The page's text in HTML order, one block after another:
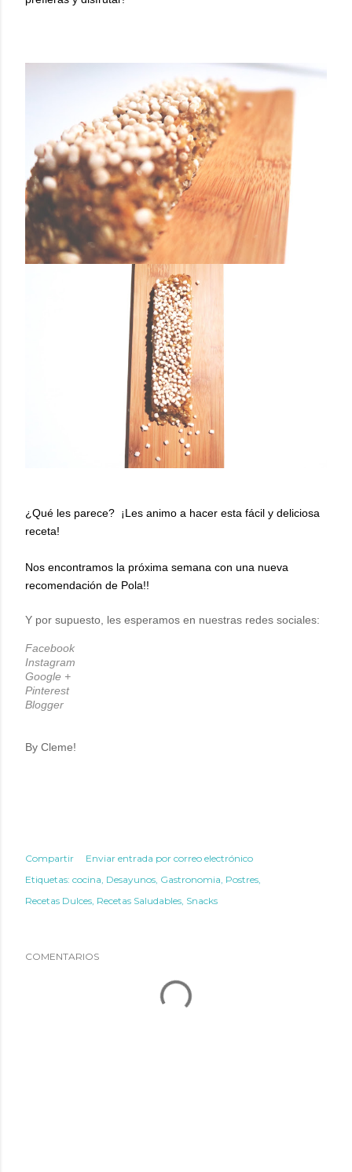
¿Qué les parece? ¡Les animo a hacer esta fácil y deliciosa
receta!
Nos encontramos la próxima semana con una nueva
recomendación de Pola!!
Y por supuesto, les esperamos en nuestras redes sociales:
Facebook
Instagram
Google +
Pinterest
Blogger
By Cleme!
Compartir
Enviar entrada por correo electrónico
Etiquetas: cocina Desayunos Gastronomia Postres
Recetas Dulces Recetas Saludables Snacks
COMENTARIOS